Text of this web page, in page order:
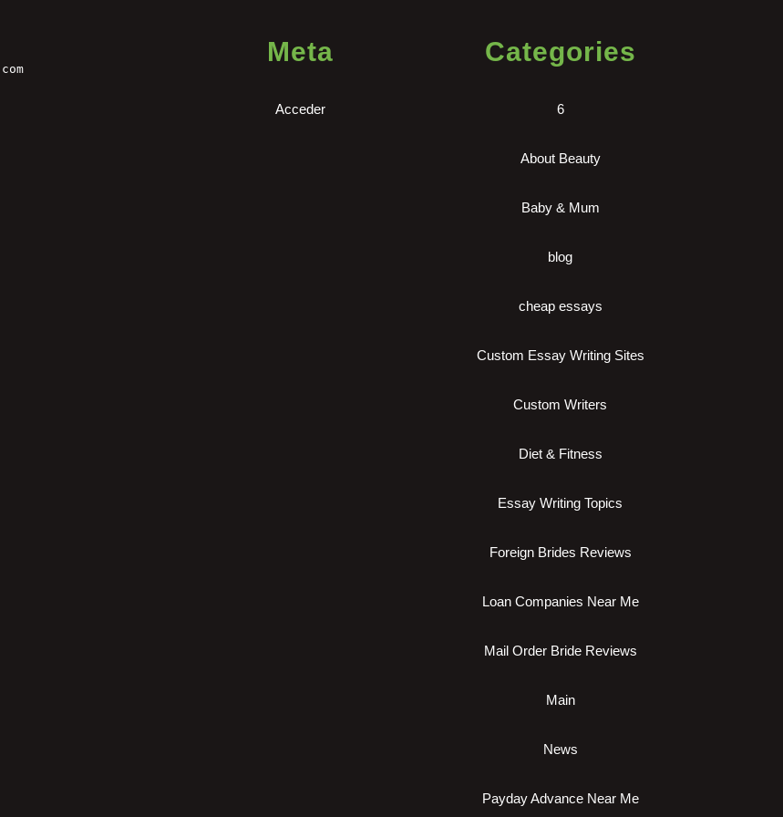
Meta
Acceder
Categories
6
About Beauty
Baby & Mum
blog
cheap essays
Custom Essay Writing Sites
Custom Writers
Diet & Fitness
Essay Writing Topics
Foreign Brides Reviews
Loan Companies Near Me
Mail Order Bride Reviews
Main
News
Payday Advance Near Me